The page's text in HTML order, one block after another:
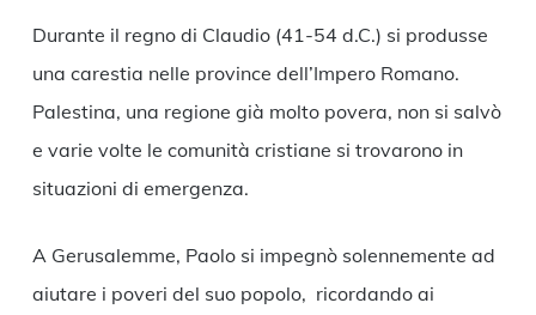
Durante il regno di Claudio (41-54 d.C.) si produsse
una carestia nelle province dell’Impero Romano.
Palestina, una regione già molto povera, non si salvò
e varie volte le comunità cristiane si trovarono in
situazioni di emergenza.
A Gerusalemme, Paolo si impegnò solennemente ad
aiutare i poveri del suo popolo, ricordando ai